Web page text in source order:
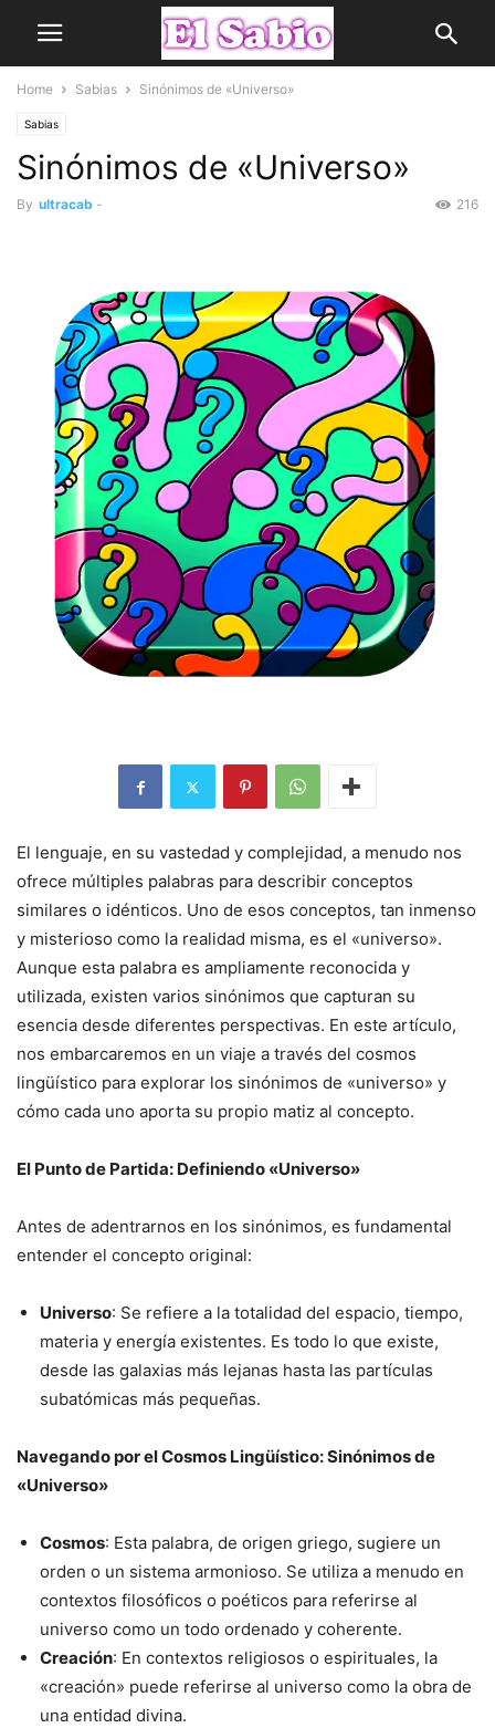
Home Sabias Sinónimos de «Universo»
Sabias
Sinónimos de «Universo»
By ultracab - 216
El lenguaje, en su vastedad y complejidad, a menudo nos
ofrece múltiples palabras para describir conceptos
similares o idénticos. Uno de esos conceptos, tan inmenso
y misterioso como la realidad misma, es el «universo».
Aunque esta palabra es ampliamente reconocida y
utilizada, existen varios sinónimos que capturan su
esencia desde diferentes perspectivas. En este artículo,
nos embarcaremos en un viaje a través del cosmos
lingüístico para explorar los sinónimos de «universo» y
cómo cada uno aporta su propio matiz al concepto.
El Punto de Partida: Definiendo «Universo»
Antes de adentrarnos en los sinónimos, es fundamental
entender el concepto original:
Universo: Se refiere a la totalidad del espacio, tiempo,
materia y energía existentes. Es todo lo que existe,
desde las galaxias más lejanas hasta las partículas
subatómicas más pequeñas.
Navegando por el Cosmos Lingüístico: Sinónimos de
«Universo»
Cosmos: Esta palabra, de origen griego, sugiere un
orden o un sistema armonioso. Se utiliza a menudo en
contextos filosóficos o poéticos para referirse al
universo como un todo ordenado y coherente.
Creación: En contextos religiosos o espirituales, la
«creación» puede referirse al universo como la obra de
una entidad divina.